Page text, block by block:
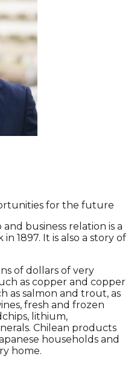
for the future
business relation is a
1897. It is also a story of
of dollars of very
as copper and copper
as salmon and trout, as
fresh and frozen
lithium,
Chilean products
households and
home.